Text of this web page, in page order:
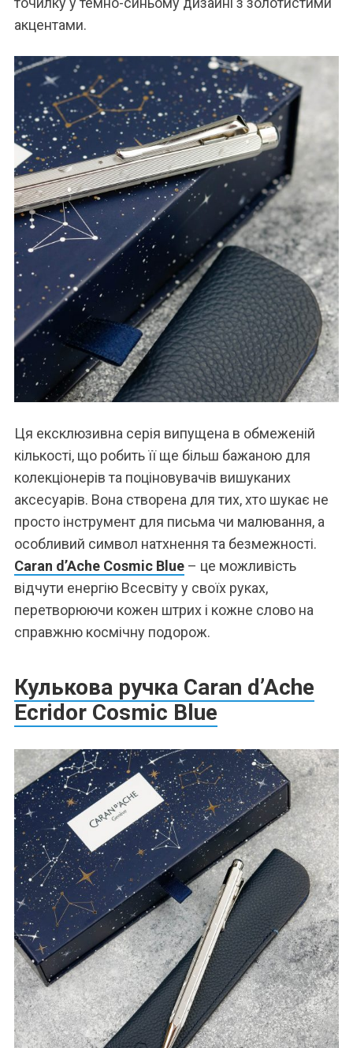
акцентами.
Ця ексклюзивна серія випущена в обмеженій
кількості, що робить її ще більш бажаною для
колекціонерів та поціновувачів вишуканих
аксесуарів. Вона створена для тих, хто шукає не
просто інструмент для письма чи малювання, а
особливий символ натхнення та безмежності.
Caran d’Ache Cosmic Blue– це можливість
відчути енергію Всесвіту у своїх руках,
перетворюючи кожен штрих і кожне слово на
справжню космічну подорож.
Кулькова ручка Caran d’Ache
Ecridor Cosmic Blue